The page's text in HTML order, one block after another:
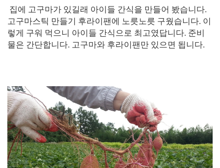
집에 고구마가 있길래 아이들 간식을 만들어 봤습니다.
고구마스틱 만들기 후라이팬에 노릇노릇 구웠습니다. 이
렇게 구워 먹으니 아이들 간식으로 최고였답니다. 준비
물은 간단합니다. 고구마와 후라이팬만 있으면 됩니다.